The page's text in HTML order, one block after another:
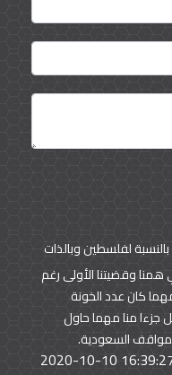
لفلسطين وبالذات
وقضيتنا الأولى رغم
كان عدد الخونة
منا مهما حاول
لمواقف السعودية.
2020-10-10